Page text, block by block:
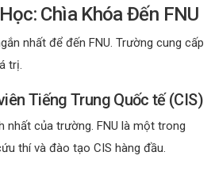
Chìa Khóa Đến FNU
nhất để đến FNU. Trường cung cấp
trị.
Tiếng Trung Quốc tế (CIS)
nhất của trường. FNU là một trong
thí và đào tạo CIS hàng đầu.